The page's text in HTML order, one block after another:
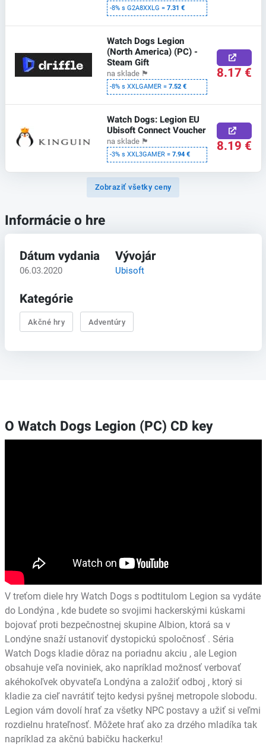
-8% s G2A8XXLG =7.31 €
Watch Dogs Legion
(North America) (PC) -
Steam Gift
na sklade 🏴
-8% s XXLGAMER =7.52 €
8.17 €
Watch Dogs: Legion EU
Ubisoft Connect Voucher
na sklade 🏴
-3% s XXL3GAMER =7.94 € 8.19 €
Zobraziť všetky ceny
Informácie o hre
Dátum vydania
06.03.2020
Vývojár
Ubisoft
Kategórie
Akčné hry Adventúry
O Watch Dogs Legion (PC) CD key
V treťom diele hry Watch Dogs s podtitulom Legion sa vydáte
do Londýna , kde budete so svojimi hackerskými kúskami
bojovať proti bezpečnostnej skupine Albion, ktorá sa v
Londýne snaží ustanoviť dystopickú spoločnosť . Séria
Watch Dogs kladie dôraz na poriadnu akciu , ale Legion
obsahuje veľa noviniek, ako napríklad možnosť verbovať
akéhokoľvek obyvateľa Londýna a založiť odboj , ktorý si
kladie za cieľ navrátiť tejto kedysi pyšnej metropole slobodu.
Legion vám dovolí hrať za všetky NPC postavy a užiť si veľmi
rozdielnu hrateľnosť. Môžete hrať ako za drzého mladíka tak
napríklad za akčnú babičku hackerku!